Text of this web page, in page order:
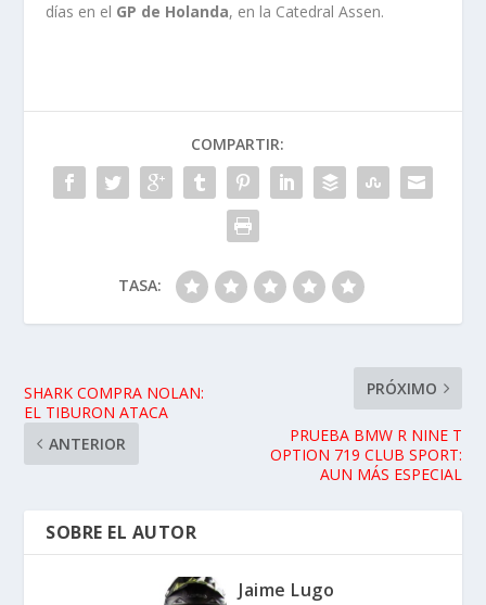
días en el GP de Holanda, en la Catedral Assen.
COMPARTIR:
TASA:
SHARK COMPRA NOLAN:
EL TIBURON ATACA
ANTERIOR
PRÓXIMO
PRUEBA BMW R NINE T
OPTION 719 CLUB SPORT:
AUN MÁS ESPECIAL
SOBRE EL AUTOR
Jaime Lugo